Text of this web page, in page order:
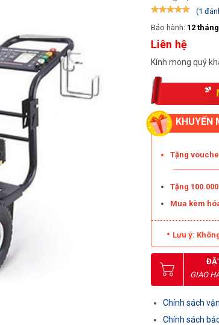
(1
Bảo hành: 12 tháng
Liên hệ
Kính mong quý
KHUYẾN
Tặng
Tặng
Mua kèm
Lưu ý:
GIAO
Chính sách
Chính sách